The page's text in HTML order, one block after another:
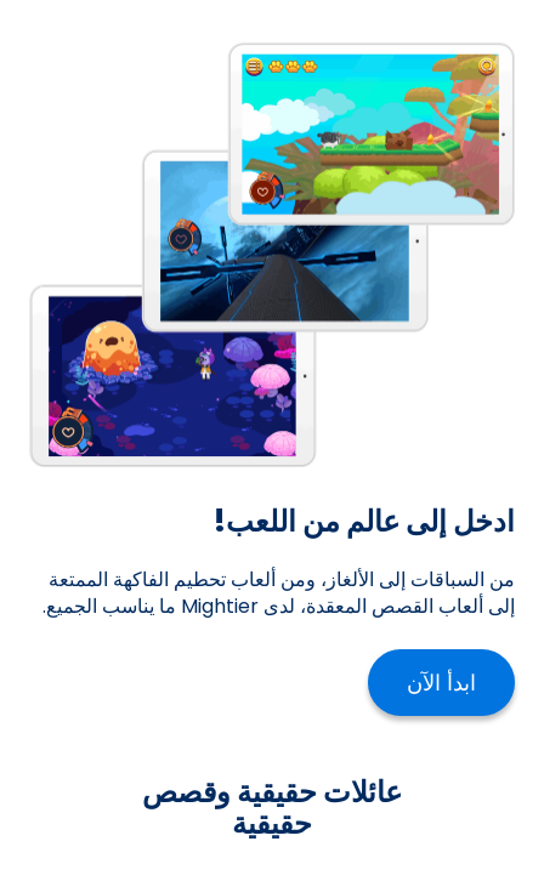
ادخل إلى عالم من اللعب!
من السباقات إلى الألغاز، ومن ألعاب تحطيم الفاكهة الممتعة
إلى ألعاب القصص المعقدة، لدى Mightier ما يناسب الجميع.
ابدأ الآن
عائلات حقيقية وقصص
حقيقية